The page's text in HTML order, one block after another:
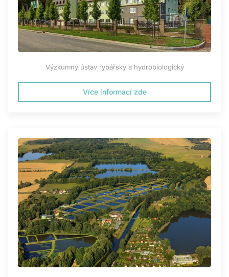
Výzkumný ústav rybářský a hydrobiologický
Více informací zde